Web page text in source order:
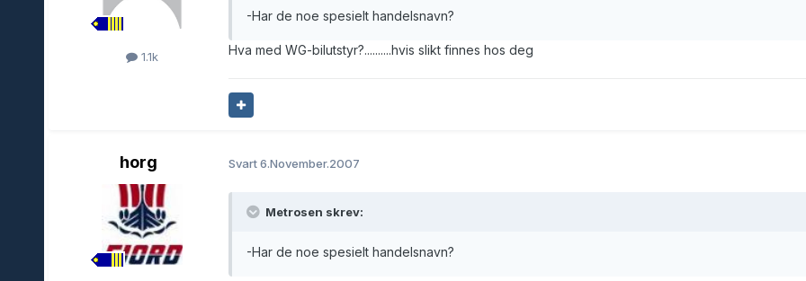
1.1k
-Har de noe spesielt handelsnavn?
Hva med WG-bilutstyr?..........hvis slikt finnes hos deg
horg Svart6.November.2007
Metrosen skrev:
-Har de noe spesielt handelsnavn?